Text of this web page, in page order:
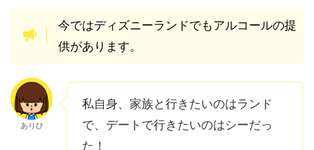
今ではディズニーランドでもアルコールの提
供があります。
ありひ
私自身、家族と行きたいのはランド
で、デートで行きたいのはシーだっ
た！